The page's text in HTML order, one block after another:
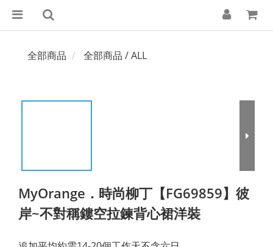
全部商品 全部商品 / ALL
MyOrange．時尚柳丁【FG69859】彼
岸~不對稱鏤空拉鍊背心裙洋裝